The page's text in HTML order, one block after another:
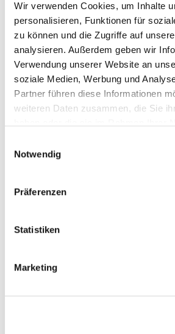
Wir verwenden Cookies, um Inhalte
personalisieren, Funktionen für
zu können und die Zugriffe auf
analysieren. Außerdem geben wir
Verwendung unserer Website an
soziale Medien, Werbung und
Partner führen diese Informationen
weiteren Daten zusammen, die Sie
Notwendig
Präferenzen
Statistiken
Marketing
FA 03 ERGEBNIS
UNTERSUCHUNGEN ZUM
SCHUTZGASES AUF DIE
LICHTBOGENS UND DIE
BEIM
LUMINIUM
EICHTMETALLWERKSTOFFEN